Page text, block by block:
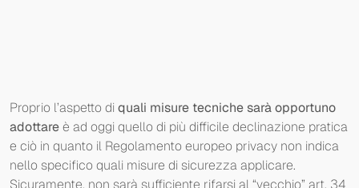
Proprio l’aspetto di quali misure tecniche sarà opportuno
adottareè ad oggi quello di più difficile declinazione pratica
e ciò in quanto il Regolamento europeo privacy non indica
nello specifico quali misure di sicurezza applicare.
Sicuramente, non sarà sufficiente rifarsi al “vecchio” art. 34